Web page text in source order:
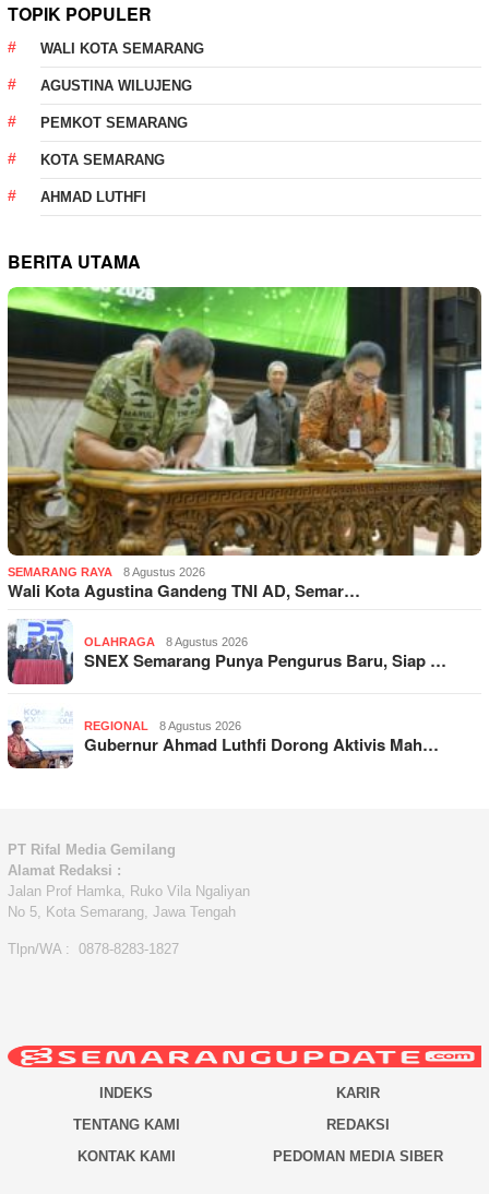
TOPIK POPULER
WALI KOTA SEMARANG
AGUSTINA WILUJENG
PEMKOT SEMARANG
KOTA SEMARANG
AHMAD LUTHFI
BERITA UTAMA
SEMARANG RAYA 8 Agustus 2026
Wali Kota Agustina Gandeng TNI AD, Semar…
OLAHRAGA 8 Agustus 2026
SNEX Semarang Punya Pengurus Baru, Siap …
REGIONAL 8 Agustus 2026
Gubernur Ahmad Luthfi Dorong Aktivis Mah…
PT Rifal Media Gemilang
Alamat Redaksi :
Jalan Prof Hamka, Ruko Vila Ngaliyan
No 5, Kota Semarang, Jawa Tengah
Tlpn/WA : 0878-8283-1827
INDEKS
KARIR
TENTANG KAMI
REDAKSI
KONTAK KAMI
PEDOMAN MEDIA SIBER